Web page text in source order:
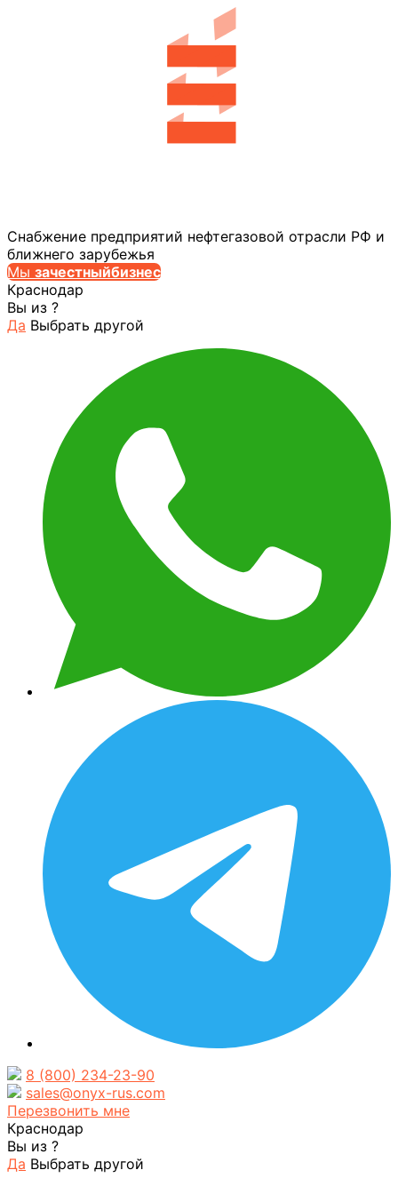
Снабжение предприятий нефтегазовой отрасли РФ и
ближнего зарубежья
Мы зачестныйбизнес
Краснодар
Вы из ?
Да Выбрать другой
8 (800) 234-23-90
sales@onyx-rus.com
Перезвонить мне
Краснодар
Вы из ?
Да Выбрать другой